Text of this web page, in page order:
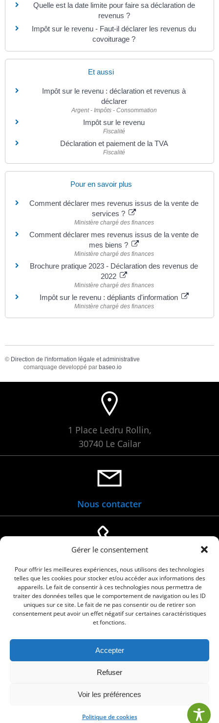
Gérer le consentement
Pour offrir les meilleures expériences, nous utilisons des technologies
telles que les cookies pour stocker et/ou accéder aux informations des
appareils. Le fait de consentir à ces technologies nous permettra de
traiter des données telles que le comportement de navigation ou les ID
uniques sur ce site. Le fait de ne pas consentir ou de retirer son
consentement peut avoir un effet négatif sur certaines caractéristiques
et fonctions.
Accepter
Refuser
Voir les préférences
Politique de cookies
Quelle est la date limite pour faire sa déclaration de
revenus ?
Impôt sur le revenu - Faut-il déclarer les revenus du
covoiturage ?
Et aussi
Impôt sur le revenu : déclaration et revenus à
déclarer
Argent - Impôts - Consommation
Impôt sur le revenu
Fiscalité
Déclaration et paiement de la TVA
Fiscalité
Pour en savoir plus
Comment déclarer mes revenus issus de la vente de
services ?
Ministère chargé des finances
Comment déclarer mes revenus issus de la vente de
mes biens ?
Ministère chargé des finances
Brochure pratique 2023 - Déclaration des revenus de
2022
Ministère chargé des finances
Impôt sur le revenu : dépliants d'information
Ministère chargé des finances
© Direction de l'information légale et administrative
comarquage developpé par baseo.io
1 Place Ledru Rollin,
30740 Le Cailar
Nous contacter
04 66 88 01 05
© 2026 Commune de Le Cailar. Service proposé
Mentions légales•Politique de cookies